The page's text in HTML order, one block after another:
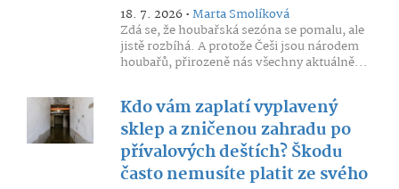
18. 7. 2026 •Marta Smolíková
Zdá se, že houbařská sezóna se pomalu, ale
jistě rozbíhá. A protože Češi jsou národem
houbařů, přirozeně nás všechny aktuálně...
Kdo vám zaplatí vyplavený
sklep a zničenou zahradu po
přívalových deštích? Škodu
často nemusíte platit ze svého